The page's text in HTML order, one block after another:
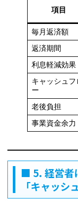
項目
毎月返済額
返済期間
利息軽減効果
キャッシュフ
ー
老後負担
事業資金余力
■ 5. 経営者
「キャッシ